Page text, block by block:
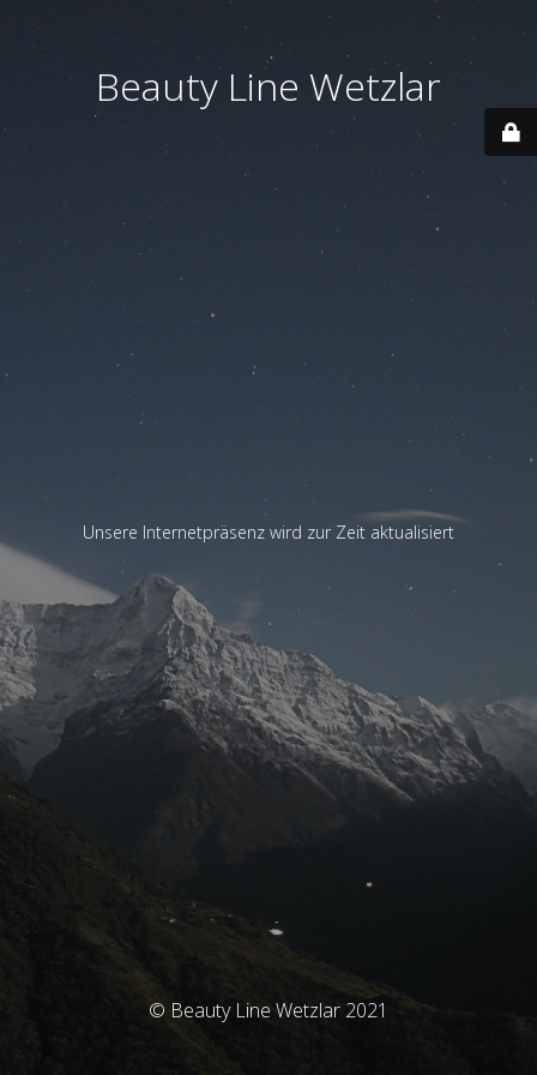
Beauty Line Wetzlar
Unsere Internetpräsenz wird zur Zeit aktualisiert
© Beauty Line Wetzlar 2021